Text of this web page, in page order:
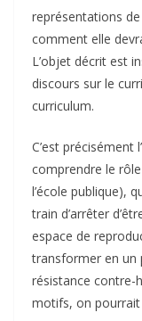
représentations
comment elle
L’objet décrit est
discours sur le
curriculum.
C’est précisément
comprendre le
l’école publique),
train d’arrêter
espace de
transformer en un
résistance contre-
motifs, on pourrait